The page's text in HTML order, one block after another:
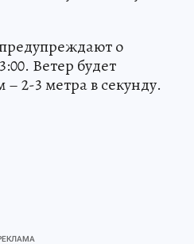
о
Ветер будет
2-3 метра в секунду.